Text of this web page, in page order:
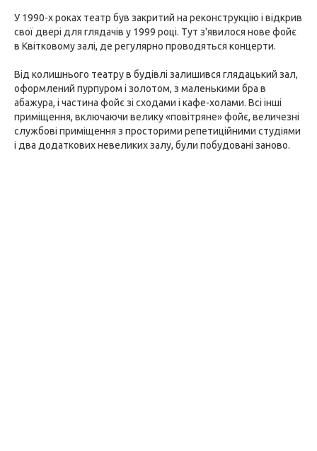
У 1990-х роках театр був закритий на реконструкцію і відкрив
свої двері для глядачів у 1999 році. Тут з'явилося нове фойє
в Квітковому залі, де регулярно проводяться концерти.
Від колишнього театру в будівлі залишився глядацький зал,
оформлений пурпуром і золотом, з маленькими бра в
абажура, і частина фойє зі сходами і кафе-холами. Всі інші
приміщення, включаючи велику «повітряне» фойє, величезні
службові приміщення з просторими репетиційними студіями
і два додаткових невеликих залу, були побудовані заново.